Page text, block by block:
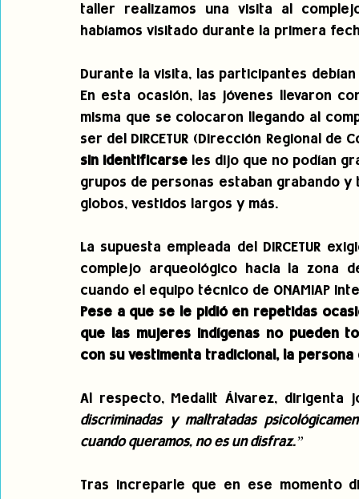
taller realizamos una visita al
habíamos visitado durante la primera
Durante la visita, las participantes
En esta ocasión, las jóvenes llevaron
misma que se colocaron llegando al
sin identificarse les dijo que no podían
grupos de personas estaban grabando
globos, vestidos largos y más.
La supuesta empleada del DIRCETUR
complejo arqueológico hacia la zona
cuando el equipo técnico de ONAMIAP
Pese a que se le pidió en repetidas
que las mujeres indígenas no pueden
con su vestimenta tradicional, la
Al respecto, Medalit Álvarez, dirigenta
discriminadas y maltratadas
cuando queramos, no es un disfraz.”
Tras increparle que en ese momento